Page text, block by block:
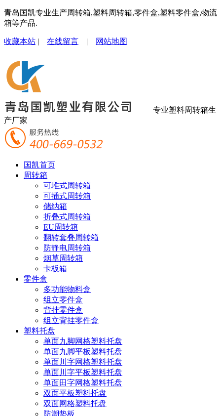
青岛国凯专业生产周转箱,塑料周转箱,零件盒,塑料零件盒,物流
箱等产品.
收藏本站 | 在线留言 | 网站地图
专业塑料周转箱生
产厂家
国凯首页
周转箱
可堆式周转箱
可插式周转箱
储纳箱
折叠式周转箱
EU周转箱
翻转套叠周转箱
防静电周转箱
烟草周转箱
卡板箱
零件盒
多功能物料盒
组立零件盒
背挂零件盒
组立背挂零件盒
塑料托盘
单面九脚网格塑料托盘
单面九脚平板塑料托盘
单面川字网格塑料托盘
单面川字平板塑料托盘
单面田字网格塑料托盘
双面平板塑料托盘
双面网格塑料托盘
防潮垫板